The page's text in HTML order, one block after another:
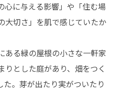
心に与える影響」や「住む場
大切さ」を肌で感じていたか
ある緑の屋根の小さな一軒家
りとした庭があり、畑をつく
た。芽が出たり実がついたり